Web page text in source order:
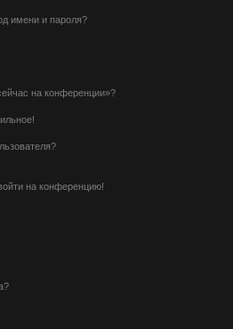
имени и пароля?
на конференции»?
на конференцию!